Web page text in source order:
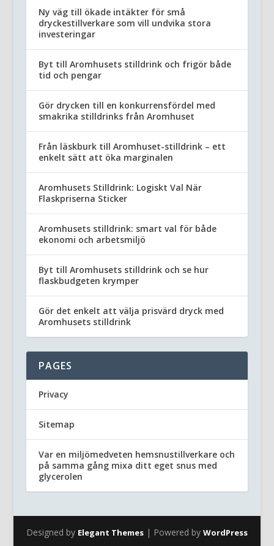
Ny väg till ökade intäkter för små
dryckestillverkare som vill undvika stora
investeringar
Byt till Aromhusets stilldrink och frigör både
tid och pengar
Gör drycken till en konkurrensfördel med
smakrika stilldrinks från Aromhuset
Från läskburk till Aromhuset-stilldrink – ett
enkelt sätt att öka marginalen
Aromhusets Stilldrink: Logiskt Val När
Flaskpriserna Sticker
Aromhusets stilldrink: smart val för både
ekonomi och arbetsmiljö
Byt till Aromhusets stilldrink och se hur
flaskbudgeten krymper
Gör det enkelt att välja prisvärd dryck med
Aromhusets stilldrink
PAGES
Privacy
Sitemap
Var en miljömedveten hemsnustillverkare och
på samma gång mixa ditt eget snus med
glycerolen
Designed by Elegant Themes| Powered by WordPress